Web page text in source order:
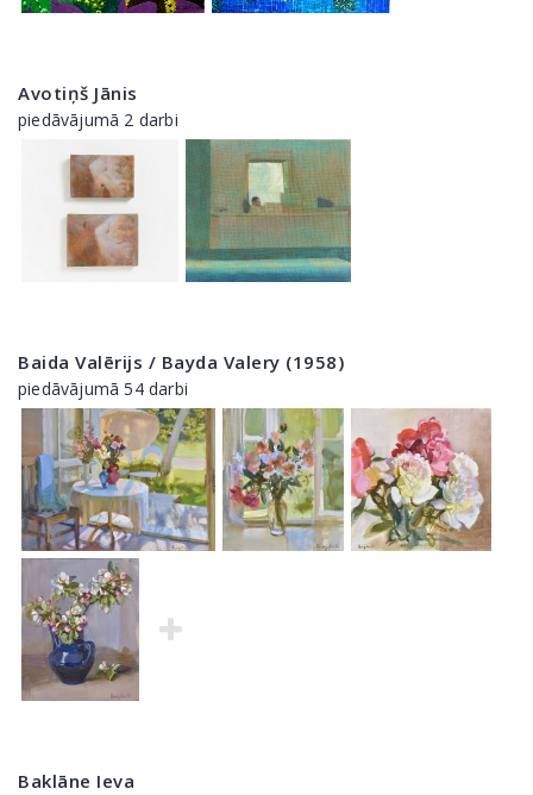
Avotiņš Jānis
piedāvājumā 2 darbi
Baida Valērijs / Bayda Valery (1958)
piedāvājumā 54 darbi
Baklāne Ieva